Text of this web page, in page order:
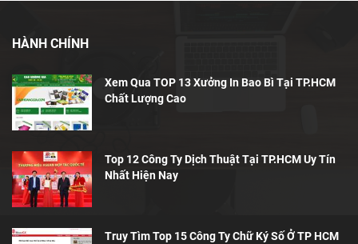
HÀNH CHÍNH
Xem Qua TOP 13 Xưởng In Bao Bì Tại TP.HCM
Chất Lượng Cao
Top 12 Công Ty Dịch Thuật Tại TP.HCM Uy Tín
Nhất Hiện Nay
Truy Tìm Top 15 Công Ty Chữ Ký Số Ở TP HCM